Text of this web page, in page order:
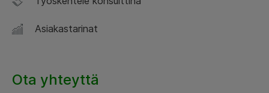
Asiakastarinat
Ota yhteyttä